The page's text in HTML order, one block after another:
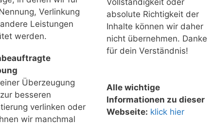
Verlinkung
Leistungen
werden.
Überzeugung
besseren
verlinken oder
wir manchmal
absolute Richtigkeit der
Inhalte können wir daher
nicht übernehmen. Danke
für dein Verständnis!
Alle wichtige
Informationen zu dieser
Webseite: klick hier